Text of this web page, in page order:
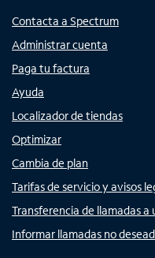
Contacta a Spectrum
Administrar cuenta
Paga tu factura
Ayuda
Localizador de tiendas
Optimizar
Cambia de plan
Tarifas de servicio y avisos
Transferencia de llamadas
Informar llamadas no